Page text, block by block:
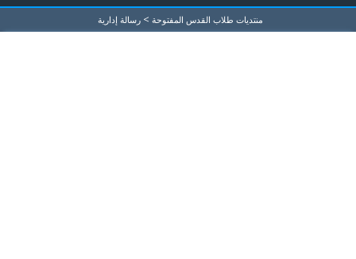
منتديات طلاب القدس المفتوحة > رسالة إدارية